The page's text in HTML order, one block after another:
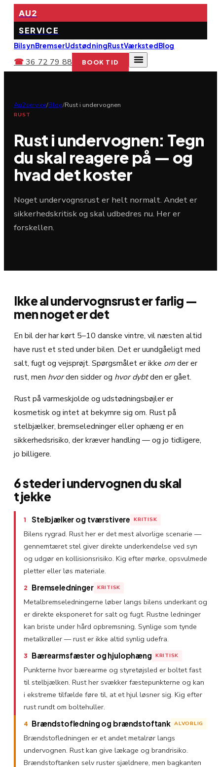
AU2
SERVICE
BilsynBremserUdstødningRustVærkstedBlog
☎36 72 79 88 BOOK TID
Au2service/Blog/Rust i undervognen
RUST
Rust i undervognen: Tegn
du skal reagere på — og
hvad det koster
Noget undervognsrust er helt normalt. Andet er
sikkerhedskritisk og skal udbedres nu. Her er
forskellen.
Ikke al undervognsrust er farlig —
men noget er det
En bil der har kørt 5–10 danske vintre, vil næsten altid
have rust et sted under bilen. Det er uundgåeligt med
salt, fugt og vejsprøjt. Spørgsmålet er ikke omder er
rust, men hvorden sidder og hvor dybtden er gået.
Rust på varmeskjolde og udstødningsbøjler er
kosmetisk og intet at bekymre sig om. Rust på
stelbjælker, bremseledninger eller ophæng er en
sikkerhedsrisiko, der kræver handling — og jo tidligere,
jo billigere.
6 steder i undervognen du skal
tjekke
1 Stelbjælker og tværstivere KRITISK
Bilens rygrad. Rust her er det mest alvorlige scenarie —
gennemtæret stel giver direkte underkendelse ved syn
og udgør en kollisionsrisiko. Kig efter mørke, opsvulmede
pletter eller løs materiale.
2 Bremseledninger KRITISK
Metalbremseledningerne løber langs bilens underkant og
er direkte eksponeret for salt og fugt. Rustne ledninger
kan briste under hård opbremsning. Synlige som tynde
metalkrøller — rust er ikke altid synlig udefra.
3 Bærearmsfæster og hjulophæng KRITISK
Punkterne hvor bærearme og styretøjsled er boltet fast
til stelbjælken. Rust her svækker fæstepunkterne og kan
i ekstreme tilfælde føre til, at et hjul løsner sig. Kig efter
rust rundt om boltehuller.
4 Brændstofledning og brændstoftank ALVORLIG
Brændstofledningen er et andet metalrør langs
undervognen. Rust kan give lækage og brandrisiko.
Brændstoftanken selv ruster sjældnere, men bagkanten